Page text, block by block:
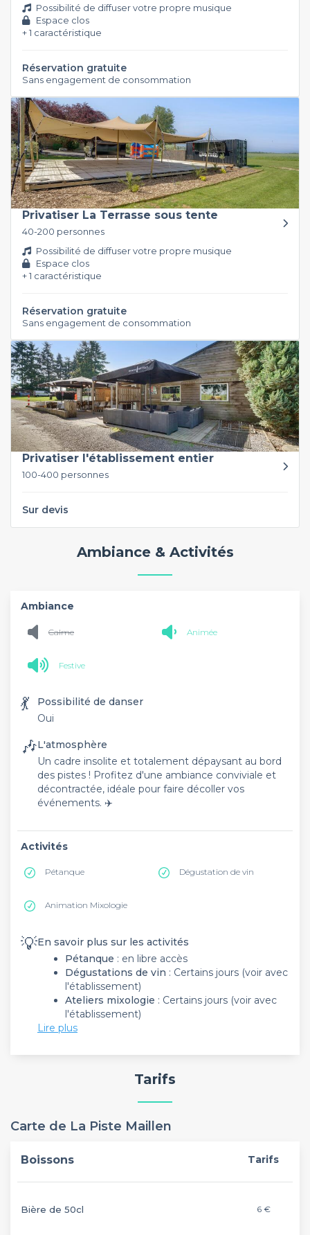
Possibilité de diffuser votre propre musique
Espace clos
+ 1 caractéristique
Réservation gratuite
Sans engagement de consommation
Privatiser La Terrasse sous tente
40-200 personnes
Possibilité de diffuser votre propre musique
Espace clos
+ 1 caractéristique
Réservation gratuite
Sans engagement de consommation
Privatiser l'établissement entier
100-400 personnes
Sur devis
Ambiance & Activités
Ambiance
Calme Animée
Festive
💃
Possibilité de danser
Oui
🎶L'atmosphère
Un cadre insolite et totalement dépaysant au bord
des pistes ! Profitez d'une ambiance conviviale et
décontractée, idéale pour faire décoller vos
événements. ✈️
Activités
Pétanque Dégustation de vin
Animation Mixologie
💡En savoir plus sur les activités
Pétanque : en libre accès
Dégustations de vin : Certains jours (voir avec
l'établissement)
Ateliers mixologie : Certains jours (voir avec
l'établissement)
Lire plus
Tarifs
Carte de La Piste Maillen
Boissons Tarifs
Bière de 50cl 6 €